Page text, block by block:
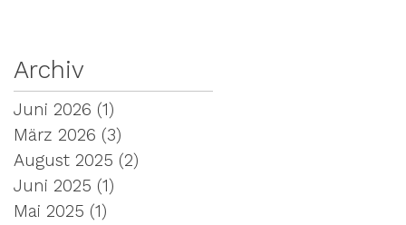
Archiv
Juni 2026 (1)
März 2026 (3)
August 2025 (2)
Juni 2025 (1)
Mai 2025 (1)